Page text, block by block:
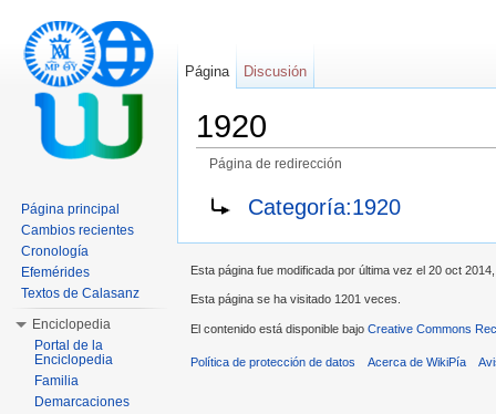
1920
Página de redirección
Categoría:1920
Página Discusión
Página principal
Cambios recientes
Cronología
Efemérides
Textos de Calasanz
Enciclopedia
Portal de la
Enciclopedia
Familia
Demarcaciones
Esta página fue modificada por última vez el 20 oct
Esta página se ha visitado 1201 veces.
El contenido está disponible bajo Creative Commons
Política de protección de datos Acerca de WikiPía